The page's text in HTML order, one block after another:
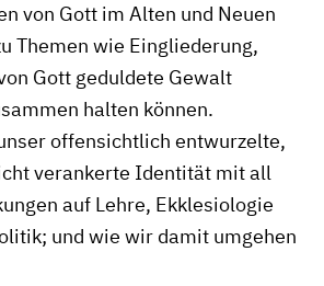
von Gott im Alten und Neuen
Themen wie Eingliederung,
Gott geduldete Gewalt
halten können.
offensichtlich entwurzelte,
verankerte Identität mit all
auf Lehre, Ekklesiologie
und wie wir damit umgehen